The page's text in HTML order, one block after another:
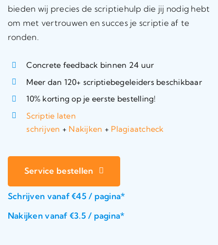
bieden wij precies de scriptiehulp die jij nodig hebt
om met vertrouwen en succes je scriptie af te
ronden.
Concrete feedback binnen 24 uur
Meer dan 120+ scriptiebegeleiders beschikbaar
10% korting op je eerste bestelling!
Scriptie laten
schrijven + Nakijken + Plagiaatcheck
Service bestellen
Schrijven vanaf €45 / pagina*
Nakijken vanaf €3.5 / pagina*